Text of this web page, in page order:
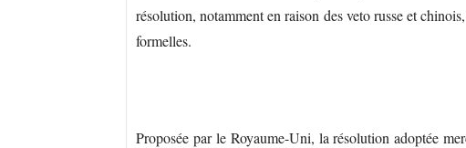
résolution, notamment en raison des veto russe et
formelles.
Proposée par le Royaume-Uni, la résolution adoptée